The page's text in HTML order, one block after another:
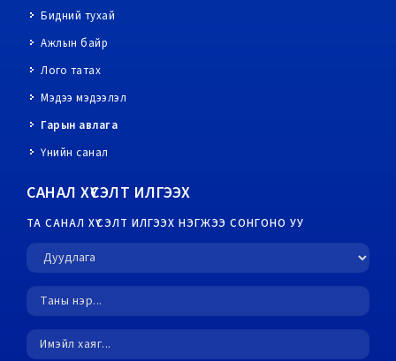
Бидний тухай
Ажлын байр
Лого татах
Мэдээ мэдээлэл
Гарын авлага
Үнийн санал
САНАЛ ХҮСЭЛТ ИЛГЭЭХ
ТА САНАЛ ХҮСЭЛТ ИЛГЭЭХ НЭГЖЭЭ СОНГОНО УУ